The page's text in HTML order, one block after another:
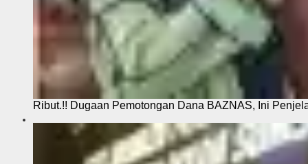
Ribut.!! Dugaan Pemotongan Dana BAZNAS, Ini